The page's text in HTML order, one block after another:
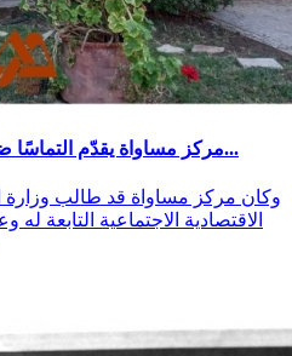
مركز مساواة يقدّم التماسًا ضد وزارة الصحة: فقط 45% من...
وكان مركز مساواة قد طالب
الاقتصادية الاجتماعية التابعة